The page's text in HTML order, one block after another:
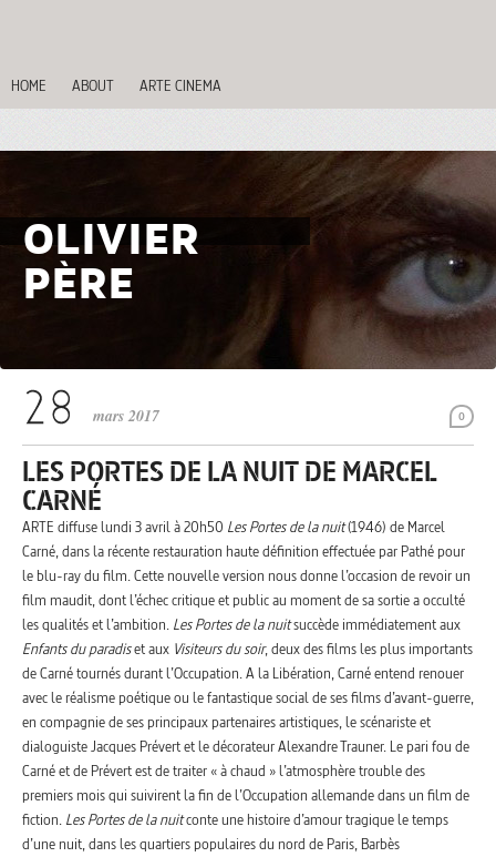
HOME ABOUT ARTE CINEMA
OLIVIER
PÈRE
0
mars 2017
LES PORTES DE LA NUIT DE MARCEL
CARNÉ
ARTE diffuse lundi 3 avril à 20h50 Les Portes de la nuit(1946) de Marcel
Carné, dans la récente restauration haute définition effectuée par Pathé pour
le blu-ray du film. Cette nouvelle version nous donne l’occasion de revoir un
film maudit, dont l’échec critique et public au moment de sa sortie a occulté
les qualités et l’ambition. Les Portes de la nuitsuccède immédiatement aux
Enfants du paradiset aux Visiteurs du soir, deux des films les plus importants
de Carné tournés durant l’Occupation. A la Libération, Carné entend renouer
avec le réalisme poétique ou le fantastique social de ses films d’avant-guerre,
en compagnie de ses principaux partenaires artistiques, le scénariste et
dialoguiste Jacques Prévert et le décorateur Alexandre Trauner. Le pari fou de
Carné et de Prévert est de traiter « à chaud » l’atmosphère trouble des
premiers mois qui suivirent la fin de l’Occupation allemande dans un film de
fiction. Les Portes de la nuitconte une histoire d’amour tragique le temps
d’une nuit, dans les quartiers populaires du nord de Paris, Barbès